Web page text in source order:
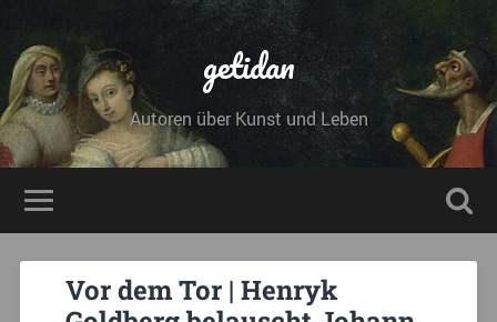
getidan
Autoren über Kunst und Leben
Vor dem Tor | Henryk